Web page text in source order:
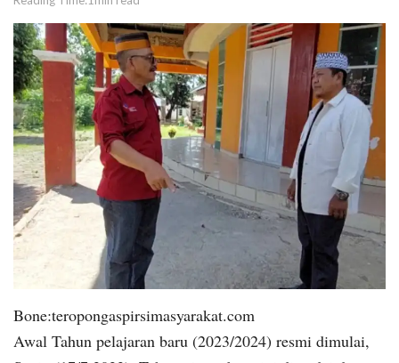
Bone:teropongaspirsimasyarakat.com
Awal Tahun pelajaran baru (2023/2024) resmi dimulai,